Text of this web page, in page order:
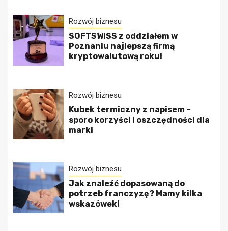
Rozwój biznesu
SOFTSWISS z oddziałem w
Poznaniu najlepszą firmą
kryptowalutową roku!
Rozwój biznesu
Kubek termiczny z napisem –
sporo korzyści i oszczędności dla
marki
Rozwój biznesu
Jak znaleźć dopasowaną do
potrzeb franczyzę? Mamy kilka
wskazówek!